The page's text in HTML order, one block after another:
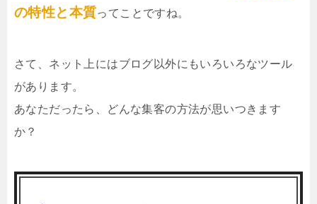
の特性と本質ってことですね。
さて、ネット上にはブログ以外にもいろいろなツール
があります。
あなただったら、どんな集客の方法が思いつきます
か？